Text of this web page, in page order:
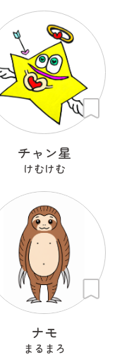
チャン星
けむけむ
ナモ
まるまろ